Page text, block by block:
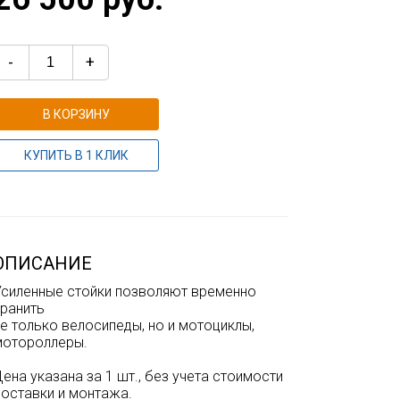
- +
В КОРЗИНУ
КУПИТЬ В 1 КЛИК
стойки позволяют временно
только велосипеды, но и мотоциклы,
указана за 1 шт., без учета стоимости
и монтажа.